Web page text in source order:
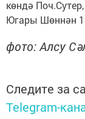
көндә
Югары Шөннән
фото: Алсу
Следите за
Telegram-